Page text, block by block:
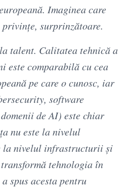
Imaginea care
privințe, surprinzătoare.
talent. Calitatea tehnică a
este comparabilă cu cea
pe care o cunosc, iar
software
de AI) este chiar
nu este la nivelul
la nivelul infrastructurii și
tehnologia în
spus acesta pentru